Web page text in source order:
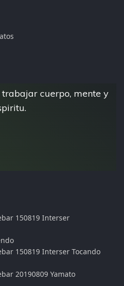
de Julio del 2.019
de Jose Luis Tebar,
cuerpo, mente y